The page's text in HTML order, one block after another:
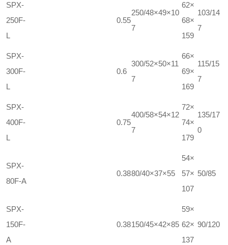
SPX-
250F-
L
0.55
250/48×49×10
7
62×
68×
159
103/14
7
SPX-
300F-
L
0.6
300/52×50×11
7
66×
69×
169
115/15
7
SPX-
400F-
L
0.75
400/58×54×12
7
72×
74×
179
135/17
0
SPX-
80F-A
0.3880/40×37×55
54×
57×
107
50/85
SPX-
150F-
A
0.38150/45×42×85
59×
62×
137
90/120